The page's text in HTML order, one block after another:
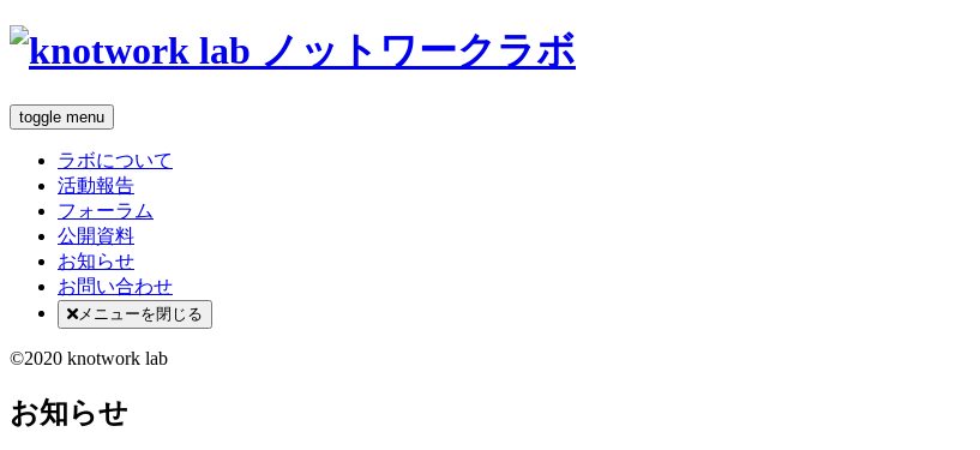
toggle menu
ラボについて
活動報告
フォーラム
公開資料
お知らせ
お問い合わせ
メニューを閉じる
©2020 knotwork lab
お知らせ